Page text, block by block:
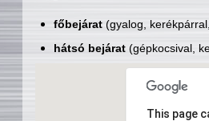
főbejárat(gyalog,
hátsó bejárat(gépkocsival,
This page